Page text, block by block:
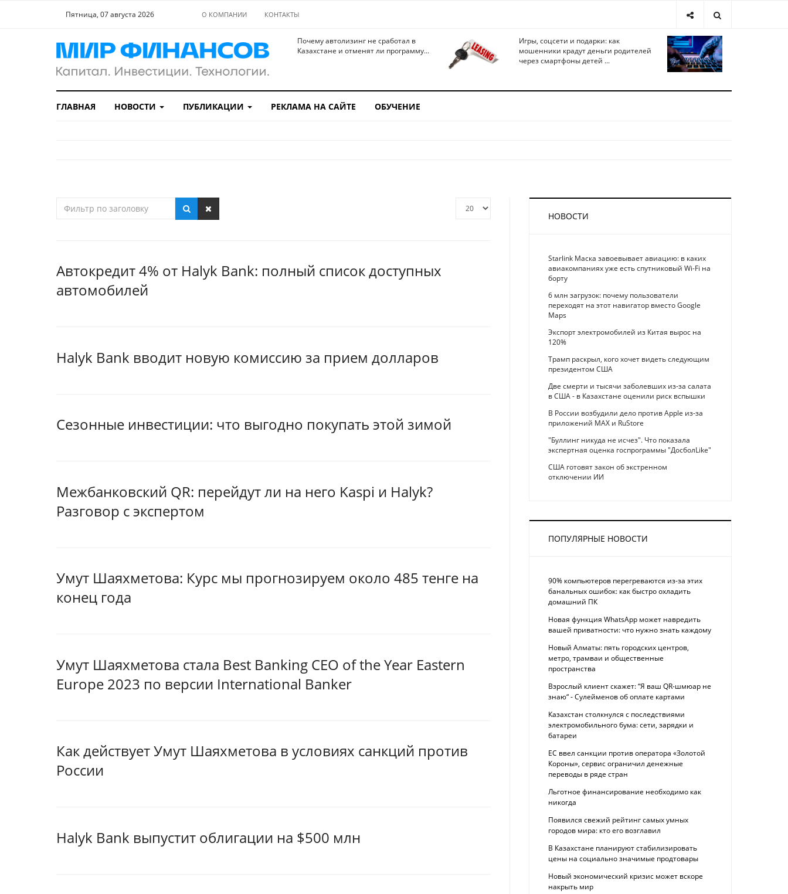
Пятница, 07 августа 2026 О КОМПАНИИ КОНТАКТЫ
Почему автолизинг не сработал в
Казахстане и отменят ли программу...
Игры, соцсети и подарки: как
мошенники крадут деньги родителей
через смартфоны детей ...
ГЛАВНАЯ НОВОСТИ ПУБЛИКАЦИИ РЕКЛАМА НА САЙТЕ ОБУЧЕНИЕ
Автокредит 4% от Halyk Bank: полный список доступных
автомобилей
Halyk Bank вводит новую комиссию за прием долларов
Сезонные инвестиции: что выгодно покупать этой зимой
Межбанковский QR: перейдут ли на него Kaspi и Halyk?
Разговор с экспертом
Умут Шаяхметова: Курс мы прогнозируем около 485 тенге на
конец года
Умут Шаяхметова стала Best Banking CEO of the Year Eastern
Europe 2023 по версии International Banker
Как действует Умут Шаяхметова в условиях санкций против
России
Halyk Bank выпустит облигации на $500 млн
НОВОСТИ
Starlink Маска завоевывает авиацию: в каких
авиакомпаниях уже есть спутниковый Wi-Fi на
борту
6 млн загрузок: почему пользователи
переходят на этот навигатор вместо Google
Maps
Экспорт электромобилей из Китая вырос на
120%
Трамп раскрыл, кого хочет видеть следующим
президентом США
Две смерти и тысячи заболевших из-за салата
в США - в Казахстане оценили риск вспышки
В России возбудили дело против Apple из-за
приложений MAX и RuStore
"Буллинг никуда не исчез". Что показала
экспертная оценка госпрограммы "ДосболLike"
США готовят закон об экстренном
отключении ИИ
ПОПУЛЯРНЫЕ НОВОСТИ
90% компьютеров перегреваются из-за этих
банальных ошибок: как быстро охладить
домашний ПК
Новая функция WhatsApp может навредить
вашей приватности: что нужно знать каждому
Новый Алматы: пять городских центров,
метро, трамваи и общественные
пространства
Взрослый клиент скажет: “Я ваш QR-шмюар не
знаю“ - Сулейменов об оплате картами
Казахстан столкнулся с последствиями
электромобильного бума: сети, зарядки и
батареи
ЕС ввел санкции против оператора «Золотой
Короны», сервис ограничил денежные
переводы в ряде стран
Льготное финансирование необходимо как
никогда
Появился свежий рейтинг самых умных
городов мира: кто его возглавил
В Казахстане планируют стабилизировать
цены на социально значимые продтовары
Новый экономический кризис может вскоре
накрыть мир